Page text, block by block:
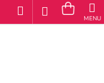
Hľadať